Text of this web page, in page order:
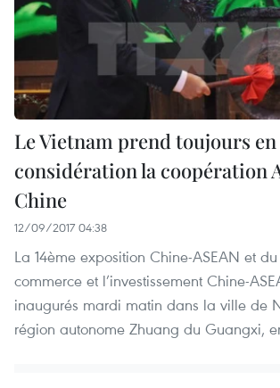
Le Vietnam prend toujours en
considération la coopération
Chine
12/09/2017 04:38
La 14ème exposition Chine-ASEAN et
commerce et l’investissement Chine-
inaugurés mardi matin dans la ville de
région autonome Zhuang du Guangxi,